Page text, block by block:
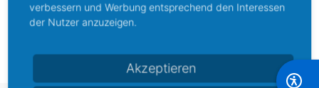
Vorheriger Beitrag: Teilnehmende Händler gesucht!
Zurück Nächster Beitrag: Neue Erreichbarkeit der Stadtteilmanagerin
Weiter
verbessern und Werbung entsprechend den Interessen
der Nutzer anzuzeigen.
Akzeptieren